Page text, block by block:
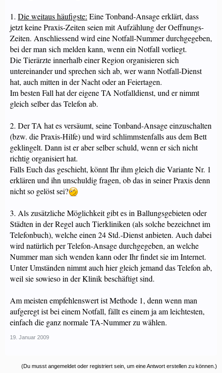
1. Die weitaus häufigste: Eine Tonband-Ansage erklärt, dass
jetzt keine Praxis-Zeiten seien mit Aufzählung der Oeffnungs-
Zeiten. Anschliessend wird eine Notfall-Nummer durchgegeben,
bei der man sich melden kann, wenn ein Notfall vorliegt.
Die Tierärzte innerhalb einer Region organisieren sich
untereinander und sprechen sich ab, wer wann Notfall-Dienst
hat, auch mitten in der Nacht oder an Feiertagen.
Im besten Fall hat der eigene TA Notfalldienst, und er nimmt
gleich selber das Telefon ab.
2. Der TA hat es versäumt, seine Tonband-Ansage einzuschalten
(bzw. die Praxis-Hilfe) und wird schlimmstenfalls aus dem Bett
geklingelt. Dann ist er aber selber schuld, wenn er sich nicht
richtig organisiert hat.
Falls Euch das geschieht, könnt Ihr ihm gleich die Variante Nr. 1
erklären und ihn unschuldig fragen, ob das in seiner Praxis denn
nicht so gelöst sei?
3. Als zusätzliche Möglichkeit gibt es in Ballungsgebieten oder
Städten in der Regel auch Tierkliniken (als solche bezeichnet im
Telefonbuch), welche einen 24 Std.-Dienst anbieten. Auch dabei
wird natürlich per Telefon-Ansage durchgegeben, an welche
Nummer man sich wenden kann oder Ihr findet sie im Internet.
Unter Umständen nimmt auch hier gleich jemand das Telefon ab,
weil sie sowieso in der Klinik beschäftigt sind.
Am meisten empfehlenswert ist Methode 1, denn wenn man
aufgeregt ist bei einem Notfall, fällt es einem ja am leichtesten,
einfach die ganz normale TA-Nummer zu wählen.
19. Januar 2009
(Du musst angemeldet oder registriert sein, um eine Antwort erstellen zu können.)